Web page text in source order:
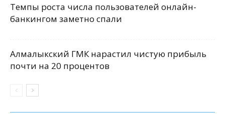
Темпы роста числа пользователей онлайн-
банкингом заметно спали
Алмалыкский ГМК нарастил чистую прибыль
почти на 20 процентов